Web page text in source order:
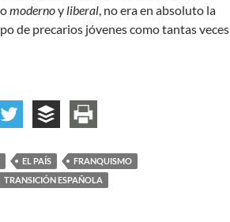
modernoy liberal, no era en absoluto la
de precarios jóvenes como tantas veces
siglo (de ignominia)
EL PAÍS
FRANQUISMO
TRANSICIÓN ESPAÑOLA